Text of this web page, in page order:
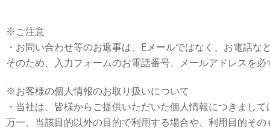
※ご注意
・お問い合わせ等のお返事は、Eメールではなく、お電話
そのため、入力フォームのお電話番号、メールアドレスを
※お客様の個人情報のお取り扱いについて
・当社は、皆様からご提供いただいた個人情報につきまし
万一、当該目的以外の目的で利用する場合や、利用目的そ